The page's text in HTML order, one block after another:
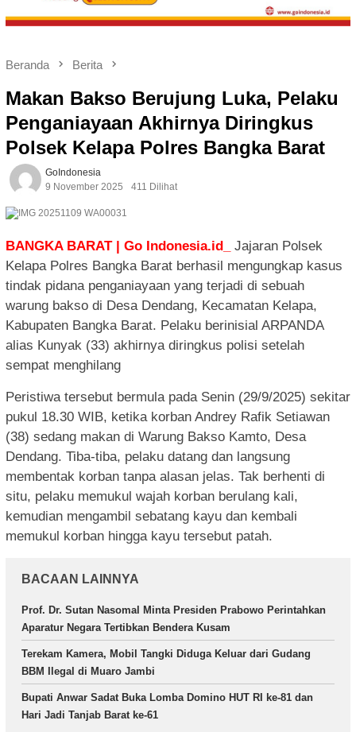
Beranda Berita
Makan Bakso Berujung Luka, Pelaku
Penganiayaan Akhirnya Diringkus
Polsek Kelapa Polres Bangka Barat
GoIndonesia
9 November 2025
411 Dilihat
BANGKA BARAT | Go Indonesia.id_
Jajaran Polsek
Kelapa Polres Bangka Barat berhasil mengungkap kasus
tindak pidana penganiayaan yang terjadi di sebuah
warung bakso di Desa Dendang, Kecamatan Kelapa,
Kabupaten Bangka Barat. Pelaku berinisial ARPANDA
alias Kunyak (33) akhirnya diringkus polisi setelah
sempat menghilang
Peristiwa tersebut bermula pada Senin (29/9/2025) sekitar
pukul 18.30 WIB, ketika korban Andrey Rafik Setiawan
(38) sedang makan di Warung Bakso Kamto, Desa
Dendang. Tiba-tiba, pelaku datang dan langsung
membentak korban tanpa alasan jelas. Tak berhenti di
situ, pelaku memukul wajah korban berulang kali,
kemudian mengambil sebatang kayu dan kembali
memukul korban hingga kayu tersebut patah.
BACAAN LAINNYA
Prof. Dr. Sutan Nasomal Minta Presiden Prabowo Perintahkan
Aparatur Negara Tertibkan Bendera Kusam
Terekam Kamera, Mobil Tangki Diduga Keluar dari Gudang
BBM Ilegal di Muaro Jambi
Bupati Anwar Sadat Buka Lomba Domino HUT RI ke-81 dan
Hari Jadi Tanjab Barat ke-61